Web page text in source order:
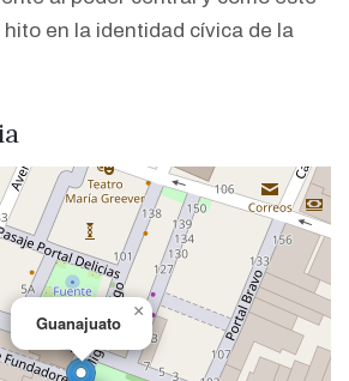
en la identidad cívica de la
Guanajuato
×